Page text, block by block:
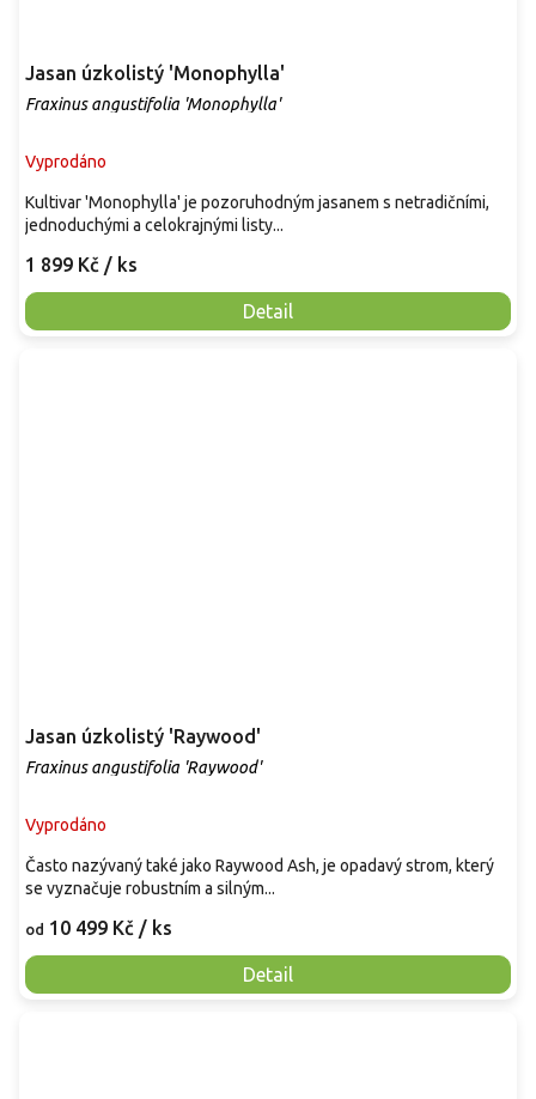
Jasan úzkolistý 'Monophylla'
Fraxinus angustifolia 'Monophylla'
Vyprodáno
1 899 Kč / ks
Detail
Kultivar 'Monophylla' je pozoruhodným jasanem s netradičními,
jednoduchými a celokrajnými listy...
Jasan úzkolistý 'Raywood'
Fraxinus angustifolia 'Raywood'
Vyprodáno
od 10 499 Kč / ks
Detail
Často nazývaný také jako Raywood Ash, je opadavý strom, který
se vyznačuje robustním a silným...